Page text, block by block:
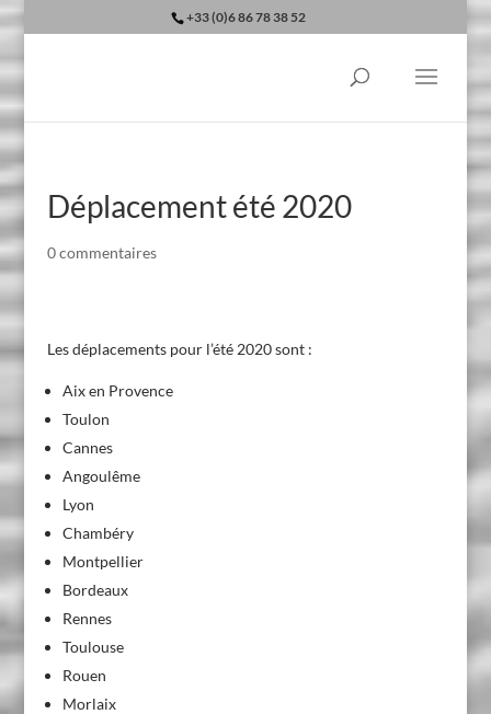
+33 (0)6 86 78 38 52
Déplacement été 2020
0 commentaires
Les déplacements pour l’été 2020 sont :
Aix en Provence
Toulon
Cannes
Angoulême
Lyon
Chambéry
Montpellier
Bordeaux
Rennes
Toulouse
Rouen
Morlaix